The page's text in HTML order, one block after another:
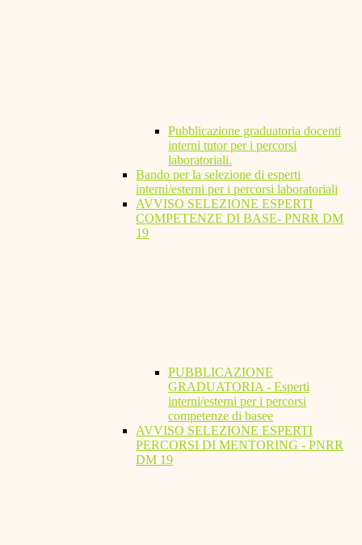
Pubblicazione graduatoria docenti
interni tutor per i percorsi
laboratoriali.
Bando per la selezione di esperti
interni/esterni per i percorsi laboratoriali
AVVISO SELEZIONE ESPERTI
COMPETENZE DI BASE- PNRR DM
19
PUBBLICAZIONE
GRADUATORIA - Esperti
interni/esterni per i percorsi
competenze di basee
AVVISO SELEZIONE ESPERTI
PERCORSI DI MENTORING - PNRR
DM 19